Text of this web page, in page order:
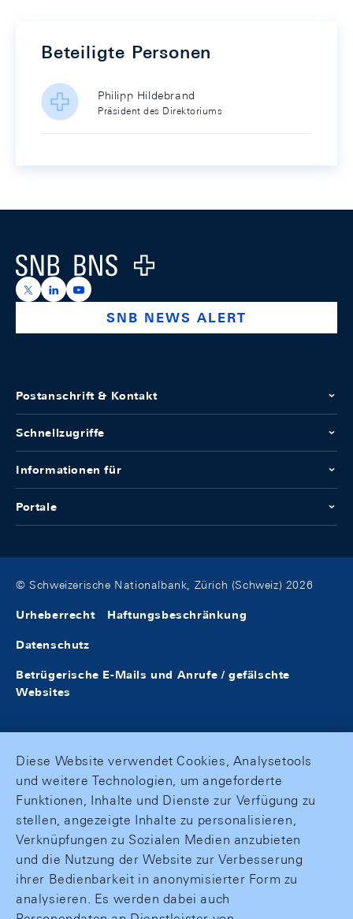
Beteiligte Personen
Philipp Hildebrand
Präsident des Direktoriums
Logo
https://x.com/snb_bns
https://ch.linkedin.com/company/swiss-national-
https://www.youtube.com/@swissnationalbank
SNB NEWS ALERT
Postanschrift & Kontakt
Schnellzugriffe
Informationen für
Portale
© Schweizerische Nationalbank, Zürich (Schweiz) 2026
Urheberrecht Haftungsbeschränkung
Datenschutz
Betrügerische E-Mails und Anrufe / gefälschte
Websites
Diese Website verwendet Cookies, Analysetools
und weitere Technologien, um angeforderte
Funktionen, Inhalte und Dienste zur Verfügung zu
stellen, angezeigte Inhalte zu personalisieren,
Verknüpfungen zu Sozialen Medien anzubieten
und die Nutzung der Website zur Verbesserung
ihrer Bedienbarkeit in anonymisierter Form zu
analysieren. Es werden dabei auch